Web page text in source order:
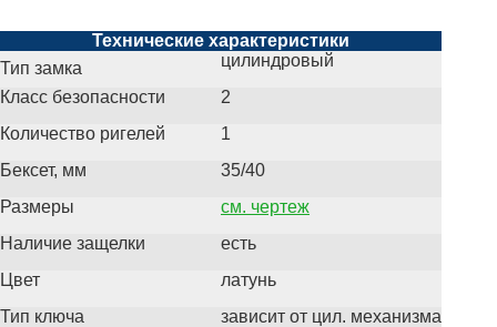
Технические характеристики
Тип замка
цилиндровый
Класс безопасности
2
Количество ригелей
1
Бексет, мм
35/40
Размеры
см. чертеж
Наличие защелки
есть
Цвет
латунь
Тип ключа
зависит от цил. механизма